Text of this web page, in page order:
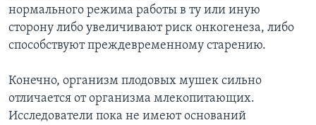
нормального режима работы в ту или иную
сторону либо увеличивают риск онкогенеза, либо
способствуют преждевременному старению.
Конечно, организм плодовых мушек сильно
отличается от организма млекопитающих.
Исследователи пока не имеют оснований